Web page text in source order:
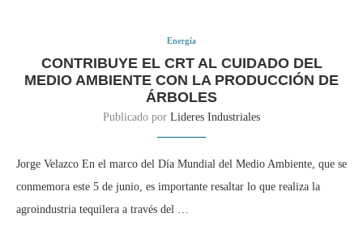
Energía
CONTRIBUYE EL CRT AL CUIDADO DEL
MEDIO AMBIENTE CON LA PRODUCCIÓN DE
ÁRBOLES
Publicado por Lideres Industriales
Jorge Velazco En el marco del Día Mundial del Medio Ambiente, que se
conmemora este 5 de junio, es importante resaltar lo que realiza la
agroindustria tequilera a través del …